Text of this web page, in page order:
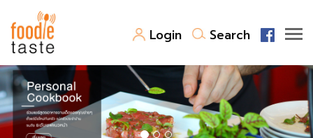
Login Search
สูตรอาหาร
สูตรอาหารล่าสุด
พาไปชิม